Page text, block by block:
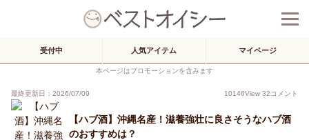
受付中 人気アイテム マイページ
本ページはプロモーションを含みます
最終更新日：2026/07/09 10146View 32コメント
【ハブ酒】沖縄名産！滋養強壮に良さそうなハブ酒
のおすすめは？